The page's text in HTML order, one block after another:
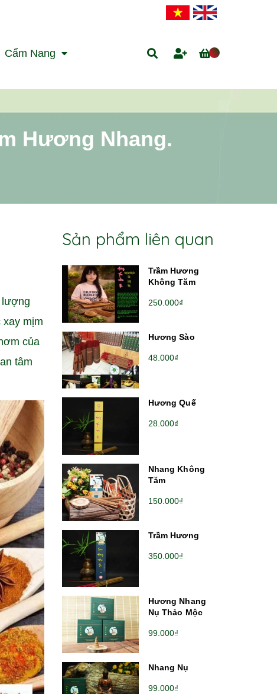
Cẩm Nang
Hương Nhang.
lượng
xay mịm
của
tâm
Sản phẩm liên quan
Trầm Hương
Không Tăm
250.000₫
Hương Sào
48.000₫
Hương Quế
28.000₫
Nhang Không
Tăm
150.000₫
Trầm Hương
350.000₫
Hương Nhang
Nụ Thảo Mộc
99.000₫
Nhang Nụ
99.000₫